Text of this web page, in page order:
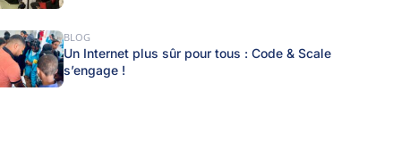
BLOG
Un Internet plus sûr pour tous : Code & Scale
s’engage !